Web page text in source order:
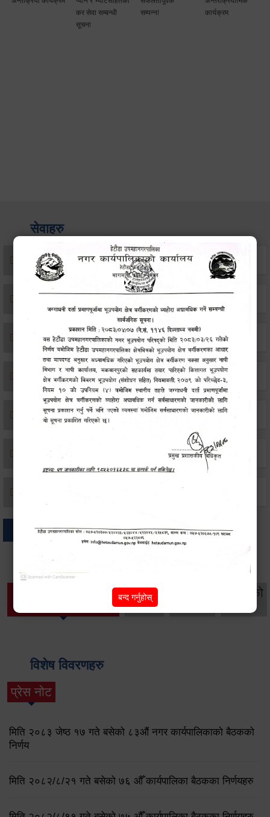
कर सेवा सम्बन्धी
सूचना
सम्पन्न!
कार्यक्रम
सेवाहरु
संस्था दर्ता सिफारिस
विवाह दर्ता
सम्बन्ध विच्छेद दर्ता
बसाइ-सराई जाने/आउने दर्ता
मृत्यू दर्ता
महिला
विकास
सूचनाको
विशेष विवरणहरु
प्रेस नोट
मिति २०८३ जेष्ठ १७ गते बसेको ८३औं नगर कार्यपालिकाको बैठकको
निर्णय
मिति २०८२/८/२१ गते बसेको ७६ औँ कार्यपालिका बैठकका निर्णयहरु
बन्द गर्नुहोस्